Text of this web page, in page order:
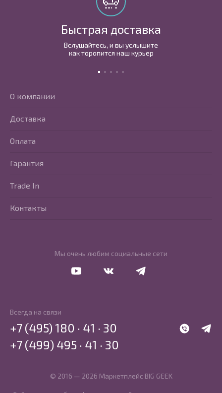
Быстрая доставка
Вслушайтесь, и вы услышите
как торопится наш курьер
Мы очень любим социальные сети
Перейти в VkontakteПерейти в Telegram
О компании
Доставка
Оплата
Гарантия
Trade In
Контакты
Всегда на связи
WhatsApp
+7 (495) 180 · 41 · 30
+7 (499) 495 · 41 · 30
© 2016 — 2026 Маркетплейс BIG GEEK